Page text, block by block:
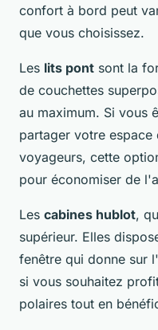
confort à bord peut
que vous choisissez.
Les lits pont sont la
de couchettes
au maximum. Si vous
partager votre
voyageurs, cette
pour économiser de
Les cabines hublot,
supérieur. Elles
fenêtre qui donne sur
si vous souhaitez
polaires tout en